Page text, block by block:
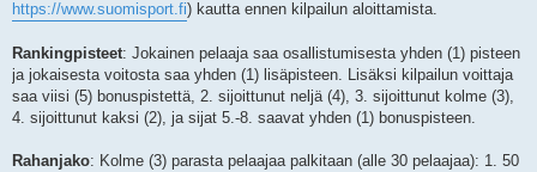
https://www.suomisport.fi) kautta ennen kilpailun aloittamista.
Rankingpisteet: Jokainen pelaaja saa osallistumisesta yhden (1) pisteen
ja jokaisesta voitosta saa yhden (1) lisäpisteen. Lisäksi kilpailun voittaja
saa viisi (5) bonuspistettä, 2. sijoittunut neljä (4), 3. sijoittunut kolme (3),
4. sijoittunut kaksi (2), ja sijat 5.-8. saavat yhden (1) bonuspisteen.
Rahanjako: Kolme (3) parasta pelaajaa palkitaan (alle 30 pelaajaa): 1. 50